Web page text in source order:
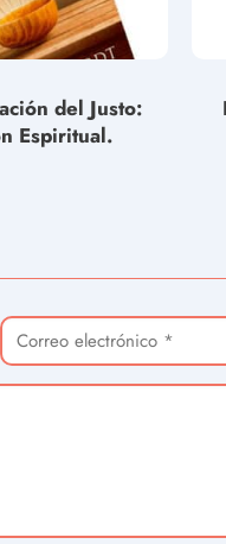
del Justo:
Espiritual.